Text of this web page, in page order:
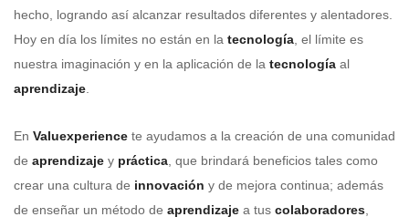
hecho, logrando así alcanzar resultados diferentes y alentadores.
Hoy en día los límites no están en la tecnología , el límite es
nuestra imaginación y en la aplicación de la tecnología al
aprendizaje
En Valuexperience te ayudamos a la creación de una comunidad
de aprendizaje y práctica , que brindará beneficios tales como
crear una cultura de innovación y de mejora continua; además
de enseñar un método de aprendizaje a tus colaboradores